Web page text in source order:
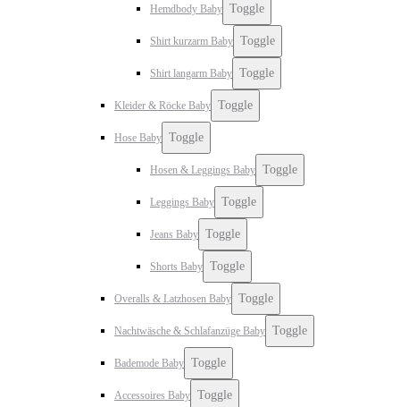
Hemdbody Baby Toggle
Shirt kurzarm Baby Toggle
Shirt langarm Baby Toggle
Kleider & Röcke Baby Toggle
Hose Baby Toggle
Hosen & Leggings Baby Toggle
Leggings Baby Toggle
Jeans Baby Toggle
Shorts Baby Toggle
Overalls & Latzhosen Baby Toggle
Nachtwäsche & Schlafanzüge Baby Toggle
Bademode Baby Toggle
Accessoires Baby Toggle